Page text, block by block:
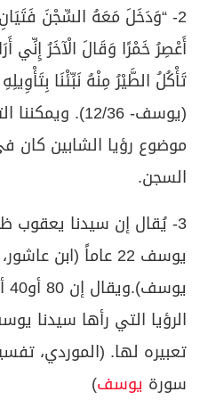
2- “وَدَخَلَ مَعَهُ السِّجْنَ
أَعْصِرُ خَمْرًا وَقَالَ الْآخَرُ إِنِّي
تَأْكُلُ الطَّيْرُ مِنْهُ نَبِّئْنَا
(يوسف- 12/36).
موضوع رؤيا الشابين كان
السجن.
3- يُقال إن سيدنا يعقوب
الرؤيا التي رأها سيدنا
سورة يوسف)